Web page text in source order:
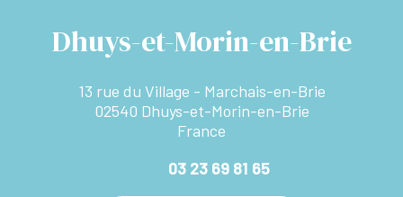
Dhuys-et-Morin-en-Brie
13 rue du Village - Marchais-en-Brie
02540 Dhuys-et-Morin-en-Brie
France
03 23 69 81 65